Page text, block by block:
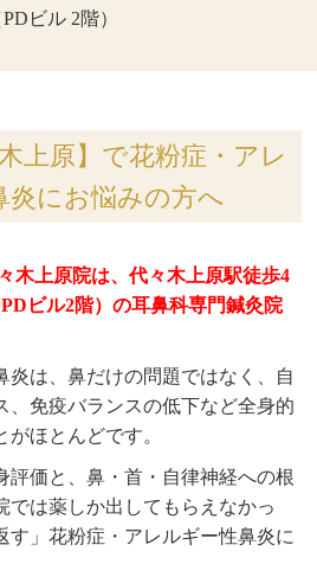
PDビル 2階）
上原】で花粉症・アレ
炎にお悩みの方へ
木上原院は、代々木上原駅徒歩4
ビル2階）の耳鼻科専門鍼灸院
炎は、鼻だけの問題ではなく、自
、免疫バランスの低下など全身的
ほとんどです。
評価と、鼻・首・自律神経への根
では薬しか出してもらえなかっ
す」花粉症・アレルギー性鼻炎に